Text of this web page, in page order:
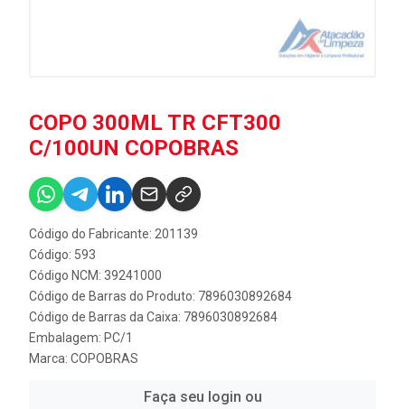
COPO 300ML TR CFT300
C/100UN COPOBRAS
Código do Fabricante: 201139
Código: 593
Código NCM: 39241000
Código de Barras do Produto: 7896030892684
Código de Barras da Caixa: 7896030892684
Embalagem: PC/1
Marca: COPOBRAS
Faça seu login ou